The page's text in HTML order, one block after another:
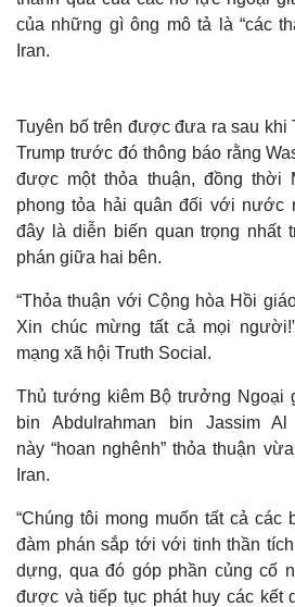
của những gì ông mô tả là “các
Iran.
Tuyên bố trên được đưa ra sau khi
Trump trước đó thông báo rằng
được một thỏa thuận, đồng thời
phong tỏa hải quân đối với nước
đây là diễn biến quan trọng nhất
phán giữa hai bên.
“Thỏa thuận với Cộng hòa Hồi
Xin chúc mừng tất cả mọi
mạng xã hội Truth Social.
Thủ tướng kiêm Bộ trưởng Ngoại
bin Abdulrahman bin Jassim
này “hoan nghênh” thỏa thuận
Iran.
“Chúng tôi mong muốn tất cả các
đàm phán sắp tới với tinh thần
dựng, qua đó góp phần củng cố
được và tiếp tục phát huy các kết